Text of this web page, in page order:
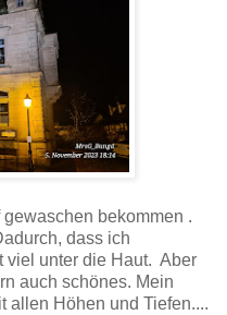
bekommen .
dass ich
viel unter die Haut. Aber
auch schönes. Mein
allen Höhen und Tiefen....